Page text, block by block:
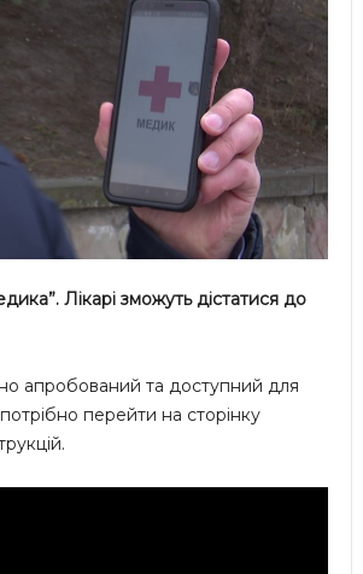
Лікарі зможуть дістатися до
апробований та доступний для
перейти на сторінку